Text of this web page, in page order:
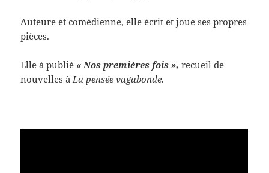
Auteure et comédienne, elle écrit et joue ses propres
pièces.
Elle à publié « Nos premières fois », recueil de
nouvelles àLa pensée vagabonde.